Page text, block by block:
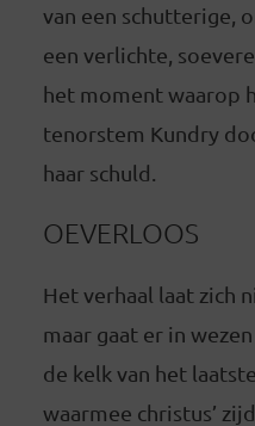
van een schutterige,
een verlichte,
het moment waarop
tenorstem Kundry
haar schuld.
OEVERLOOS
Het verhaal laat zich
maar gaat er in
de kelk van het
waarmee christus’